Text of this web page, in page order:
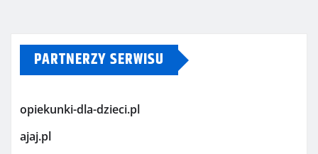
PARTNERZY SERWISU
opiekunki-dla-dzieci.pl
ajaj.pl